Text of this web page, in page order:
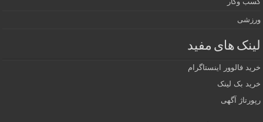
ورزشی
لینک های مفید
خرید فالوور اینستاگرام
خرید بک لینک
رپورتاژ آگهی